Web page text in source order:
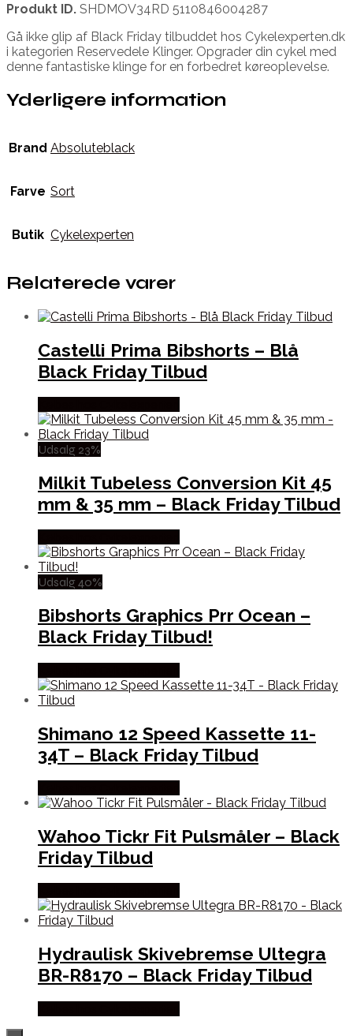
Produkt ID. SHDMOV34RD 5110846004287
Gå ikke glip af Black Friday tilbuddet hos Cykelexperten.dk
i kategorien Reservedele Klinger. Opgrader din cykel med
denne fantastiske klinge for en forbedret køreoplevelse.
Yderligere information
Brand Absoluteblack
Farve Sort
Butik Cykelexperten
Relaterede varer
Castelli Prima Bibshorts – Blå
Black Friday Tilbud
Udsalg 23%
Milkit Tubeless Conversion Kit 45
mm & 35 mm – Black Friday Tilbud
Udsalg 40%
Bibshorts Graphics Prr Ocean –
Black Friday Tilbud!
Shimano 12 Speed Kassette 11-
34T – Black Friday Tilbud
Wahoo Tickr Fit Pulsmåler – Black
Friday Tilbud
Hydraulisk Skivebremse Ultegra
BR-R8170 – Black Friday Tilbud